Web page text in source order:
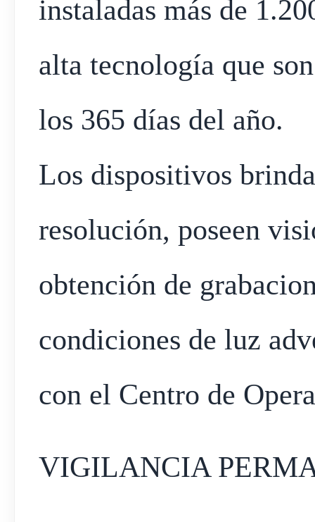
instaladas más de
alta tecnología que
los 365 días del año.
Los dispositivos
resolución, poseen
obtención de
condiciones de luz
con el Centro de
VIGILANCIA